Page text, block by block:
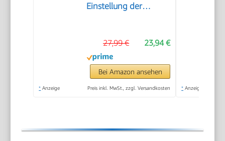
Einstellung der
220 m², Sprengweite:
5-17 m, Sprengbreite:
9-13 m, schwarz
23,94 €
27,99 €
Bei Amazon ansehen
* Anzeige Preis inkl. MwSt., zzgl. Versandkosten * Anzeige